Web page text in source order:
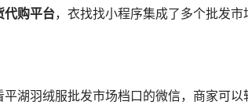
代购平台，衣找找小程序集成了多个批发
湖羽绒服批发市场档口的微信，商家可